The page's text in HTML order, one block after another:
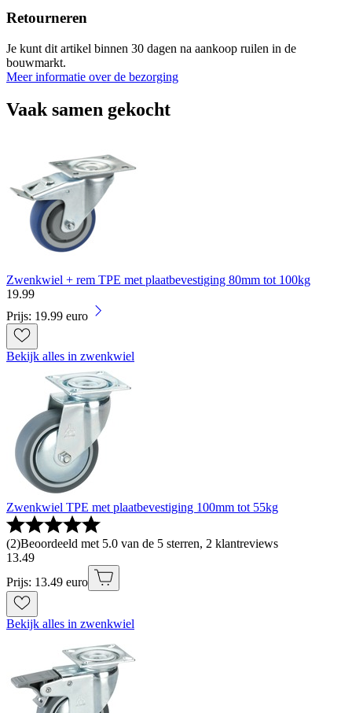
Retourneren
Je kunt dit artikel binnen 30 dagen na aankoop ruilen in de
bouwmarkt.
Meer informatie over de bezorging
Vaak samen gekocht
Zwenkwiel + rem TPE met plaatbevestiging 80mm tot 100kg
19.99
Prijs: 19.99 euro
Bekijk alles in zwenkwiel
Zwenkwiel TPE met plaatbevestiging 100mm tot 55kg
(2)Beoordeeld met 5.0 van de 5 sterren, 2 klantreviews
13.49
Prijs: 13.49 euro
Bekijk alles in zwenkwiel